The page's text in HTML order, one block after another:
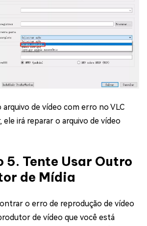
arquivo de vídeo com erro no VLC
ele irá reparar o arquivo de vídeo
5. Tente Usar Outro
de Mídia
o erro de reprodução de vídeo
de vídeo que você está